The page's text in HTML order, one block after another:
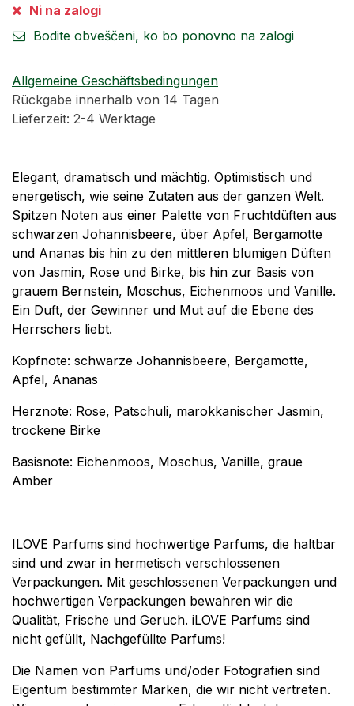
Ni na zalogi
Bodite obveščeni, ko bo ponovno na zalogi
Allgemeine Geschäftsbedingungen
Rückgabe innerhalb von 14 Tagen
Lieferzeit: 2-4 Werktage
Elegant, dramatisch und mächtig. Optimistisch und
energetisch, wie seine Zutaten aus der ganzen Welt.
Spitzen Noten aus einer Palette von Fruchtdüften aus
schwarzen Johannisbeere, über Apfel, Bergamotte
und Ananas bis hin zu den mittleren blumigen Düften
von Jasmin, Rose und Birke, bis hin zur Basis von
grauem Bernstein, Moschus, Eichenmoos und Vanille.
Ein Duft, der Gewinner und Mut auf die Ebene des
Herrschers liebt.
Kopfnote: schwarze Johannisbeere, Bergamotte,
Apfel, Ananas
Herznote: Rose, Patschuli, marokkanischer Jasmin,
trockene Birke
Basisnote: Eichenmoos, Moschus, Vanille, graue
Amber
ILOVE Parfums sind hochwertige Parfums, die haltbar
sind und zwar in hermetisch verschlossenen
Verpackungen. Mit geschlossenen Verpackungen und
hochwertigen Verpackungen bewahren wir die
Qualität, Frische und Geruch. iLOVE Parfums sind
nicht gefüllt, Nachgefüllte Parfums!
Die Namen von Parfums und/oder Fotografien sind
Eigentum bestimmter Marken, die wir nicht vertreten.